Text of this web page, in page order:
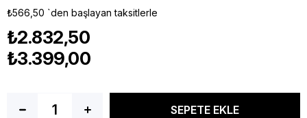
₺566,50 `den başlayan taksitlerle
₺2.832,50
₺3.399,00